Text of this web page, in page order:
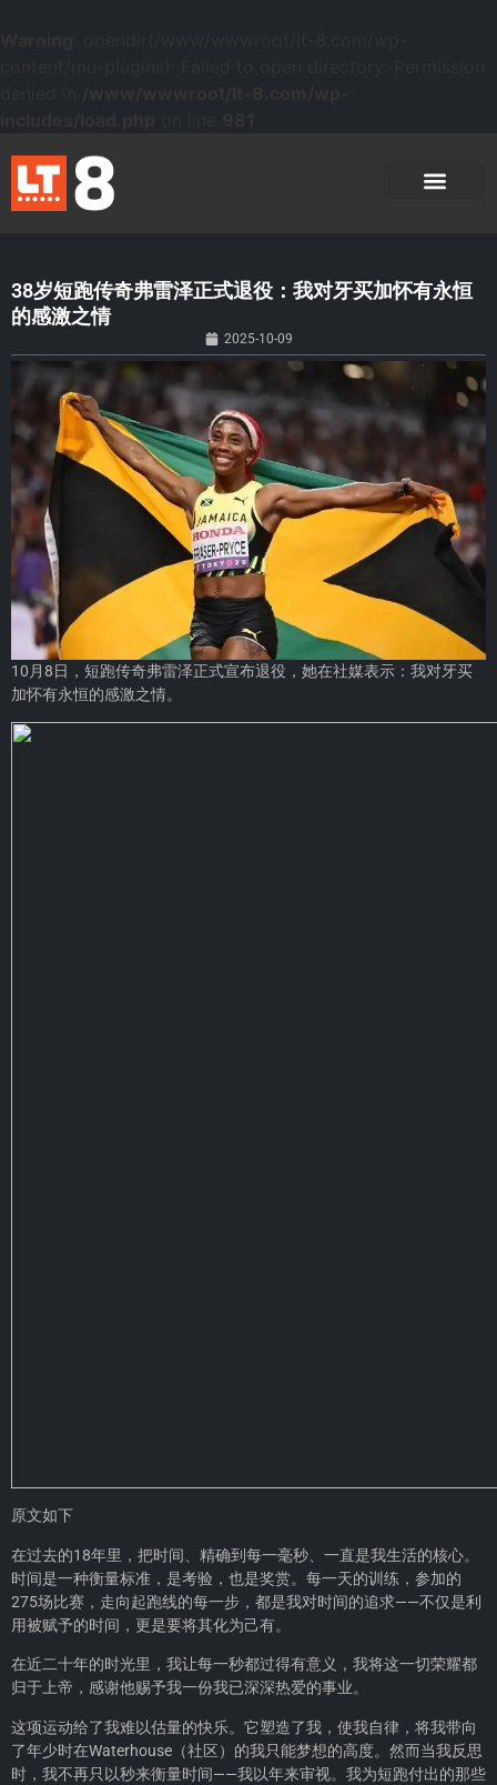
38岁短跑传奇弗雷泽正式退役：我对牙买加怀有永恒
的感激之情
2025-10-09
10月8日，短跑传奇弗雷泽正式宣布退役，她在社媒表示：我对牙买
加怀有永恒的感激之情。
原文如下
在过去的18年里，把时间、精确到每一毫秒、一直是我生活的核心。
时间是一种衡量标准，是考验，也是奖赏。每一天的训练，参加的
275场比赛，走向起跑线的每一步，都是我对时间的追求——不仅是利
用被赋予的时间，更是要将其化为己有。
在近二十年的时光里，我让每一秒都过得有意义，我将这一切荣耀都
归于上帝，感谢他赐予我一份我已深深热爱的事业。
这项运动给了我难以估量的快乐。它塑造了我，使我自律，将我带向
了年少时在Waterhouse（社区）的我只能梦想的高度。然而当我反思
时，我不再只以秒来衡量时间——我以年来审视。我为短跑付出的那些